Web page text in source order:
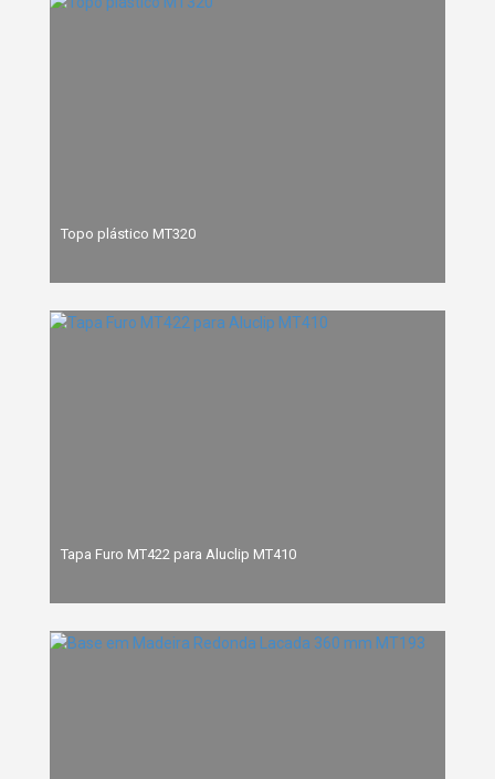
Topo plástico MT320
Tapa Furo MT422 para Aluclip MT410